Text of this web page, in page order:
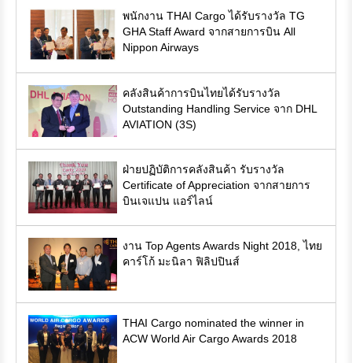
พนักงาน THAI Cargo ได้รับรางวัล TG
GHA Staff Award จากสายการบิน All
Nippon Airways
คลังสินค้าการบินไทยได้รับรางวัล
Outstanding Handling Service จาก DHL
AVIATION (3S)
ฝ่ายปฏิบัติการคลังสินค้า รับรางวัล
Certificate of Appreciation จากสายการ
บินเจแปน แอร์ไลน์
งาน Top Agents Awards Night 2018, ไทย
คาร์โก้ มะนิลา ฟิลิปปินส์
THAI Cargo nominated the winner in
ACW World Air Cargo Awards 2018